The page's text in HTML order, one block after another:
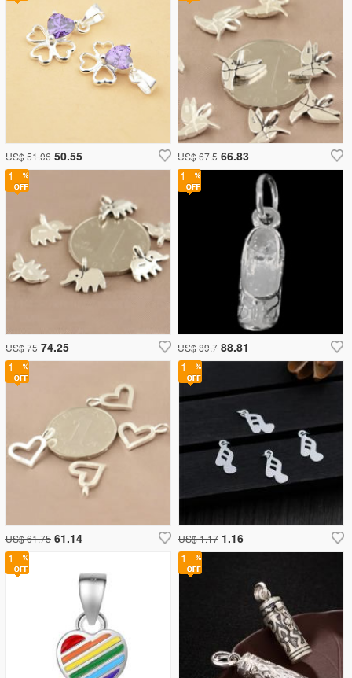
US$ 51.06 50.55
1
US$ 75 74.25
US$ 67.5 66.83
1
US$ 61.75 61.14
1
US$ 89.7 88.81
1
US$ 1.17 1.16
1
1